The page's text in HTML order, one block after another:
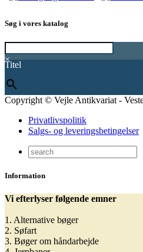
Søg i vores katalog
×
Titel
Copyright © Vejle Antikvariat -
Privatlivspolitik
Salgs- og leveringsbetingelser
Information
Vi efterlyser følgende emner
1. Alternative bøger
2. Søfart
3. Bøger om håndarbejde